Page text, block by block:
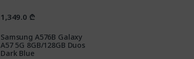
1,349.0 ₾
Samsung A576B Galaxy
A57 5G 8GB/128GB Duos
Dark Blue